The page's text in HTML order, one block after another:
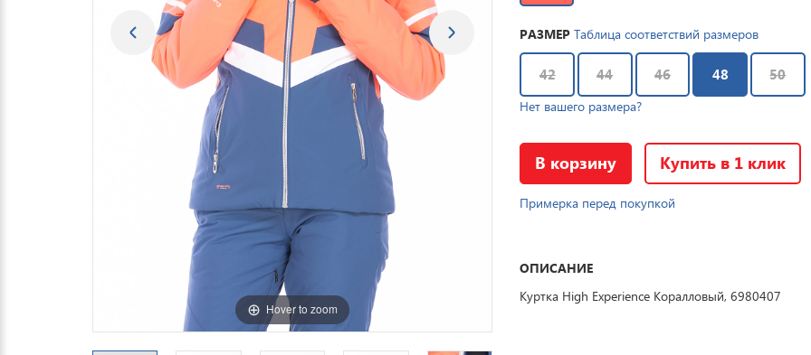
Hover to zoom
РАЗМЕР Таблица соответствий размеров
42 44 46 48 50
Нет вашего размера?
В корзину Купить в 1 клик
Примерка перед покупкой
ОПИСАНИЕ
Куртка High Experience Коралловый, 6980407